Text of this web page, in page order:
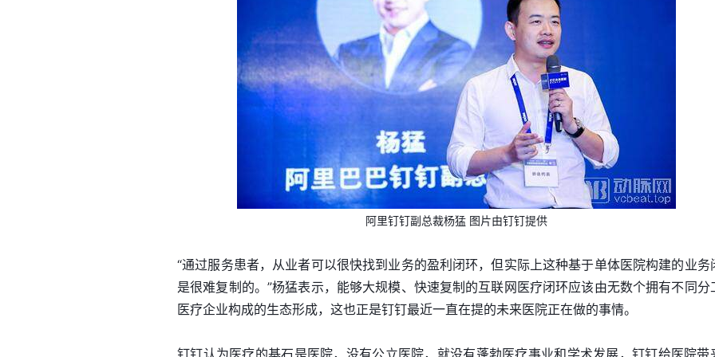
阿里钉钉副总裁杨猛 图片由钉钉提供
“通过服务患者，从业者可以很快找到业务的盈利闭环，但实际上这种基于单体医院构建的业务
是很难复制的。”杨猛表示，能够大规模、快速复制的互联网医疗闭环应该由无数个拥有不同分
医疗企业构成的生态形成，这也正是钉钉最近一直在提的未来医院正在做的事情。
钉钉认为医疗的基石是医院，没有公立医院，就没有蓬勃医疗事业和学术发展，钉钉给医院带